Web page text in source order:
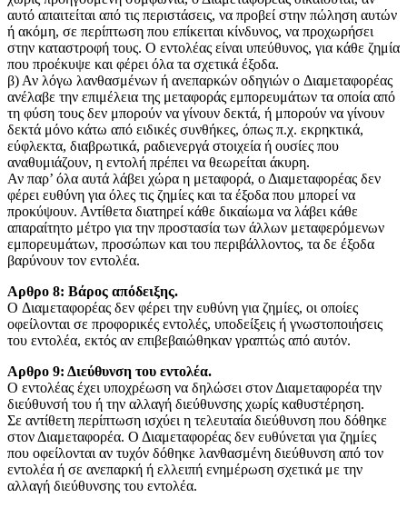
αυτό απαιτείται από τις περιστάσεις, να προβεί στην πώληση αυτών
ή ακόμη, σε περίπτωση που επίκειται κίνδυνος, να προχωρήσει
στην καταστροφή τους. Ο εντολέας είναι υπεύθυνος, για κάθε ζημία
που προέκυψε και φέρει όλα τα σχετικά έξοδα.
β) Αν λόγω λανθασμένων ή ανεπαρκών οδηγιών o Διαμεταφορέας
ανέλαβε την επιμέλεια της μεταφοράς εμπορευμάτων τα οποία από
τη φύση τους δεν μπορούν να γίνουν δεκτά, ή μπορούν να γίνουν
δεκτά μόνο κάτω από ειδικές συνθήκες, όπως π.χ. εκρηκτικά,
εύφλεκτα, διαβρωτικά, ραδιενεργά στοιχεία ή ουσίες που
αναθυμιάζουν, η εντολή πρέπει να θεωρείται άκυρη.
Αν παρ’ όλα αυτά λάβει χώρα η μεταφορά, ο Διαμεταφορέας δεν
φέρει ευθύνη για όλες τις ζημίες και τα έξοδα που μπορεί να
προκύψουν. Αντίθετα διατηρεί κάθε δικαίωμα να λάβει κάθε
απαραίτητο μέτρο για την προστασία των άλλων μεταφερόμενων
εμπορευμάτων, προσώπων και του περιβάλλοντος, τα δε έξοδα
βαρύνουν τον εντολέα.
Αρθρο 8: Βάρος απόδειξης.
O Διαμεταφορέας δεν φέρει την ευθύνη για ζημίες, οι οποίες
οφείλονται σε προφορικές εντολές, υποδείξεις ή γνωστοποιήσεις
του εντολέα, εκτός αν επιβεβαιώθηκαν γραπτώς από αυτόν.
Αρθρο 9: Διεύθυνση του εντολέα.
Ο εντολέας έχει υποχρέωση να δηλώσει στον Διαμεταφορέα την
διεύθυνσή του ή την αλλαγή διεύθυνσης χωρίς καθυστέρηση.
Σε αντίθετη περίπτωση ισχύει η τελευταία διεύθυνση που δόθηκε
στον Διαμεταφορέα. Ο Διαμεταφορέας δεν ευθύνεται για ζημίες
που οφείλονται αν τυχόν δόθηκε λανθασμένη διεύθυνση από τον
εντολέα ή σε ανεπαρκή ή ελλειπή ενημέρωση σχετικά με την
αλλαγή διεύθυνσης του εντολέα.